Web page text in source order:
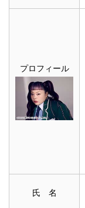
プロフィール
氏 名